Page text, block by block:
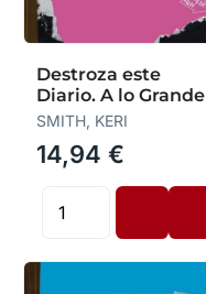
Destroza este
Diario. A lo Grande
SMITH, KERI
14,94 €